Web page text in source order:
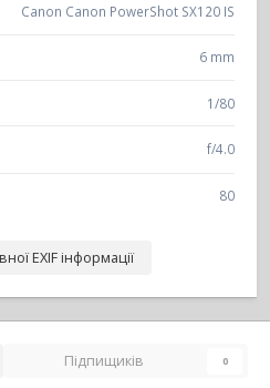
Canon Canon PowerShot SX120 IS
6 mm
1/80
f/4.0
80
EXIF інформації
Підпищиків 0